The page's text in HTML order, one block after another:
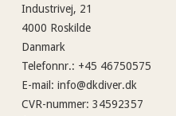
Industrivej, 21
4000 Roskilde
Danmark
Telefonnr.: +45 46750575
E-mail : info@dkdiver.dk
CVR-nummer: 34592357